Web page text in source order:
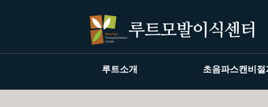
루트소개 초음파스캔비절